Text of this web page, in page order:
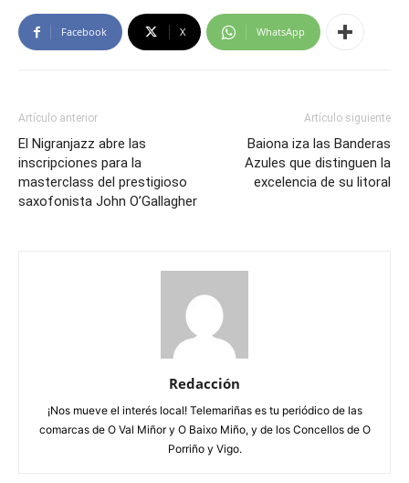
Facebook X WhatsApp
Artículo anterior
El Nigranjazz abre las
inscripciones para la
masterclass del prestigioso
saxofonista John O’Gallagher
Artículo siguiente
Baiona iza las Banderas
Azules que distinguen la
excelencia de su litoral
Redacción
¡Nos mueve el interés local! Telemariñas es tu periódico de las
comarcas de O Val Miñor y O Baixo Miño, y de los Concellos de O
Porriño y Vigo.